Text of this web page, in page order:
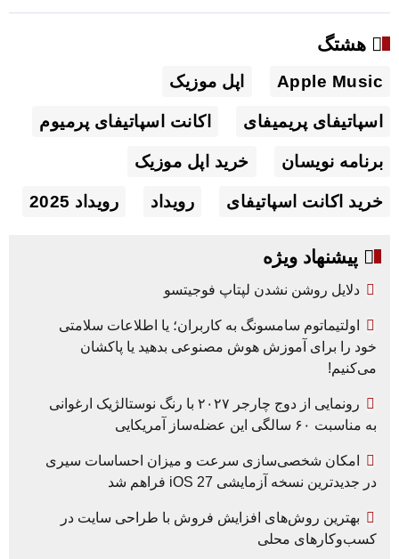
هشتگ
Apple Music اپل موزیک
اسپاتیفای پریمیفای اکانت اسپاتیفای پرمیوم
برنامه نویسان خرید اپل موزیک
خرید اکانت اسپاتیفای رویداد رویداد 2025
پیشنهاد ویژه
دلایل روشن نشدن لپتاپ فوجیتسو
اولتیماتوم سامسونگ به کاربران؛ یا اطلاعات سلامتی
خود را برای آموزش هوش مصنوعی بدهید یا پاکشان
می‌کنیم!
رونمایی از دوج چارجر ۲۰۲۷ با رنگ نوستالژیک ارغوانی
به مناسبت ۶۰ سالگی این عضله‌ساز آمریکایی
امکان شخصی‌سازی سرعت و میزان احساسات سیری
در جدیدترین نسخه آزمایشی iOS 27 فراهم شد
بهترین روش‌های افزایش فروش با طراحی سایت در
کسب‌وکارهای محلی